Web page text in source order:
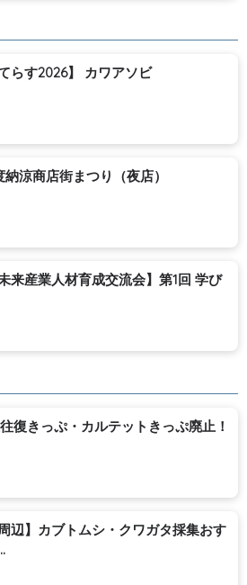
らす2026】 カワアソビ
涼商店街まつり（夜店）
来産業人材育成交流会】第1回 学び
復きっぷ・カルテットきっぷ廃止！
周辺】カブトムシ・クワガタ採集おす